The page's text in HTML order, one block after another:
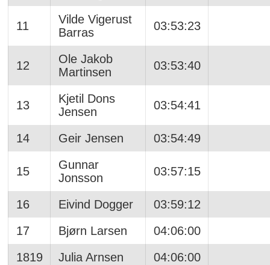
11
Vilde Vigerust
Barras
03:53:23
12
Ole Jakob
Martinsen
03:53:40
13
Kjetil Dons
Jensen
03:54:41
14 Geir Jensen 03:54:49
15
Gunnar
Jonsson
03:57:15
16 Eivind Dogger
03:59:12
17
Bjørn Larsen
04:06:00
1819
Julia Arnsen 04:06:00